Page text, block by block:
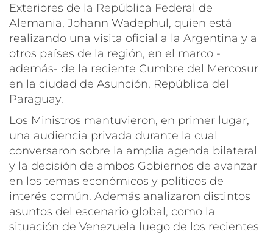
Exteriores de la República Federal de
Alemania, Johann Wadephul, quien está
realizando una visita oficial a la Argentina y a
otros países de la región, en el marco -
además- de la reciente Cumbre del Mercosur
en la ciudad de Asunción, República del
Paraguay.
Los Ministros mantuvieron, en primer lugar,
una audiencia privada durante la cual
conversaron sobre la amplia agenda bilateral
y la decisión de ambos Gobiernos de avanzar
en los temas económicos y políticos de
interés común. Además analizaron distintos
asuntos del escenario global, como la
situación de Venezuela luego de los recientes